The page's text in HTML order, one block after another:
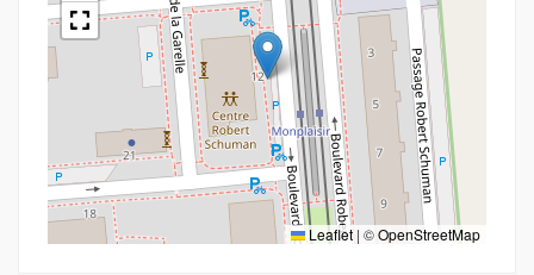
Leaflet | ©OpenStreetMap